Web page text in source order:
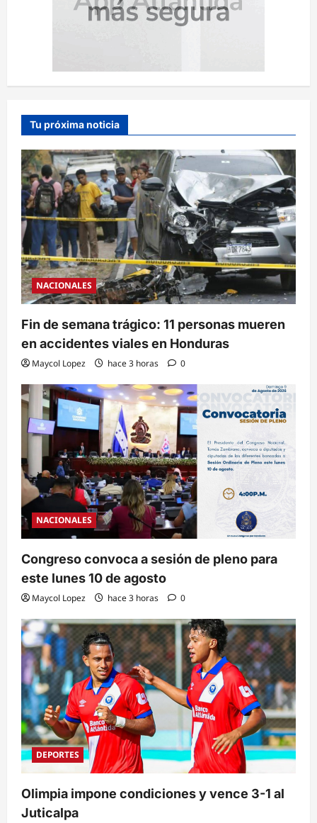
Tu próxima noticia
NACIONALES
Fin de semana trágico: 11 personas mueren
en accidentes viales en Honduras
Maycol Lopez hace 3 horas 0
NACIONALES
Congreso convoca a sesión de pleno para
este lunes 10 de agosto
Maycol Lopez hace 3 horas 0
DEPORTES
Olimpia impone condiciones y vence 3-1 al
Juticalpa